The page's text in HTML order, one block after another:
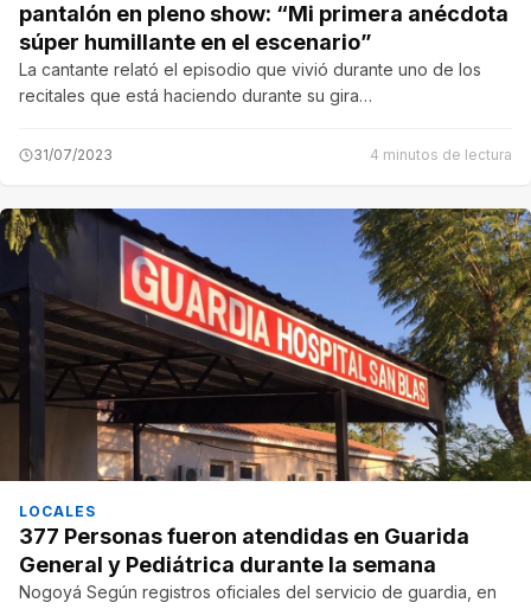
pantalón en pleno show: “Mi primera anécdota
súper humillante en el escenario”
La cantante relató el episodio que vivió durante uno de los
recitales que está haciendo durante su gira…
31/07/2023 4 minutos de lectura
LOCALES
377 Personas fueron atendidas en Guarida
General y Pediátrica durante la semana
Nogoyá Según registros oficiales del servicio de guardia, en